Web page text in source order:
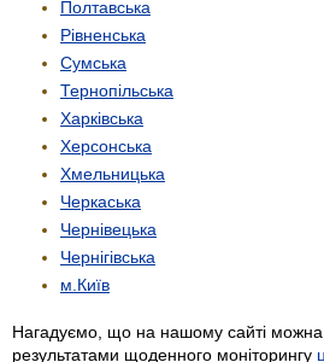
Полтавська
Рівненська
Сумська
Тернопільська
Харківська
Херсонська
Хмельницька
Черкаська
Чернівецька
Чернігівська
м.Київ
Нагадуємо, що на нашому сайті можна
результатами щоденного моніторингу